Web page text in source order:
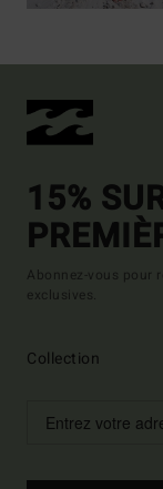
15%
Abonnez-vous pour
exclusives.
Collection